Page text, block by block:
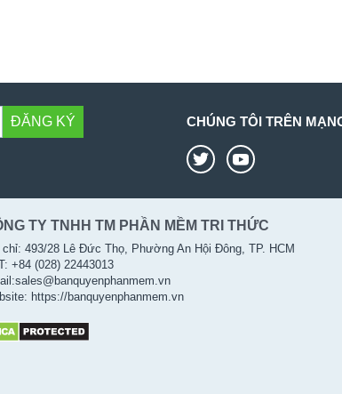
ĐĂNG KÝ CHÚNG TÔI TRÊN
TY TNHH TM PHẦN MỀM TRI THỨC
493/28 Lê Đức Thọ, Phường An Hội Đông, TP. HCM
+84 (028) 22443013
https://banquyenphanmem.vn